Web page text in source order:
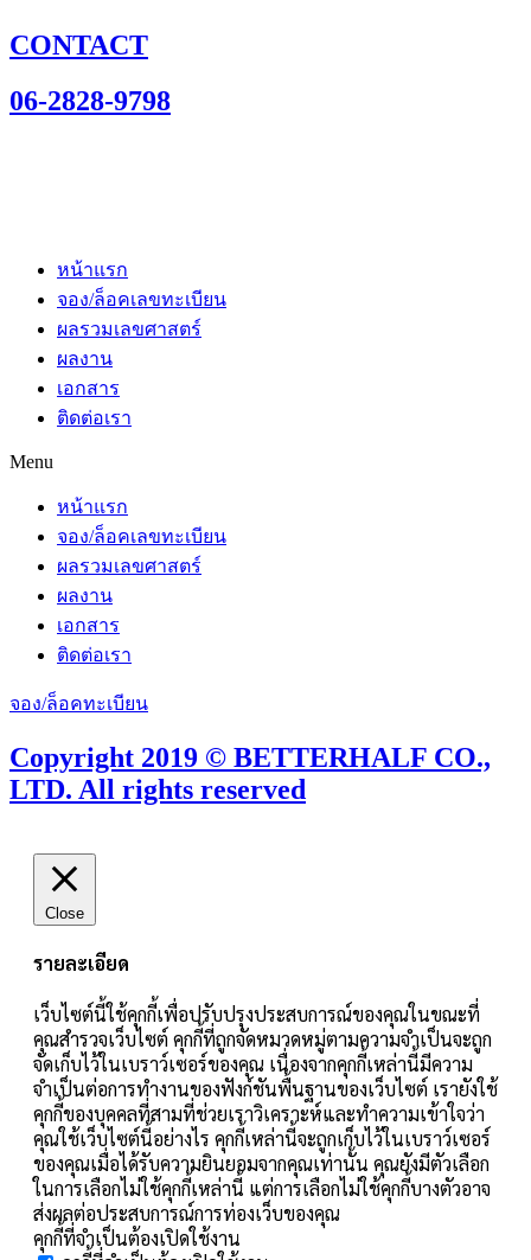
CONTACT
06-2828-9798
หน้าแรก
จอง/ล็อคเลขทะเบียน
ผลรวมเลขศาสตร์
ผลงาน
เอกสาร
ติดต่อเรา
Menu
หน้าแรก
จอง/ล็อคเลขทะเบียน
ผลรวมเลขศาสตร์
ผลงาน
เอกสาร
ติดต่อเรา
จอง/ล็อคทะเบียน
Copyright 2019 © BETTERHALF CO.,
LTD. All rights reserved
Close
รายละเอียด
เว็บไซต์นี้ใช้คุกกี้เพื่อปรับปรุงประสบการณ์ของคุณในขณะที่
คุณสำรวจเว็บไซต์ คุกกี้ที่ถูกจัดหมวดหมู่ตามความจำเป็นจะถูก
จัดเก็บไว้ในเบราว์เซอร์ของคุณ เนื่องจากคุกกี้เหล่านี้มีความ
จำเป็นต่อการทำงานของฟังก์ชันพื้นฐานของเว็บไซต์ เรายังใช้
คุกกี้ของบุคคลที่สามที่ช่วยเราวิเคราะห์และทำความเข้าใจว่า
คุณใช้เว็บไซต์นี้อย่างไร คุกกี้เหล่านี้จะถูกเก็บไว้ในเบราว์เซอร์
ของคุณเมื่อได้รับความยินยอมจากคุณเท่านั้น คุณยังมีตัวเลือก
ในการเลือกไม่ใช้คุกกี้เหล่านี้ แต่การเลือกไม่ใช้คุกกี้บางตัวอาจ
ส่งผลต่อประสบการณ์การท่องเว็บของคุณ
คุกกี้ที่จำเป็นต้องเปิดใช้งาน